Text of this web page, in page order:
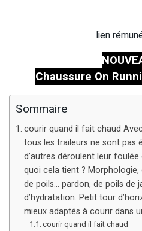
lien
Chaussure On
Sommaire
courir quand il fait chaud
tous les traileurs ne sont pas
d’autres déroulent leur
quoi cela tient ?
de poils… pardon, de poils de
d’hydratation. Petit tour
mieux adaptés à courir dans
courir quand il fait chaud